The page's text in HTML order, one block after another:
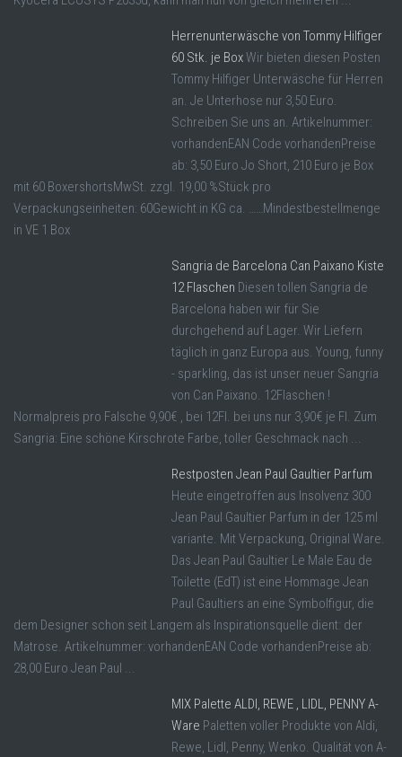
Herrenunterwäsche von Tommy Hilfiger
60 Stk. je BoxWir bieten diesen Posten
Tommy Hilfiger Unterwäsche für Herren
an. Je Unterhose nur 3,50 Euro.
Schreiben Sie uns an. Artikelnummer:
vorhandenEAN Code vorhandenPreise
ab: 3,50 Euro Jo Short, 210 Euro je Box
mit 60 BoxershortsMwSt. zzgl. 19,00 %Stück pro
Verpackungseinheiten: 60Gewicht in KG ca. ……Mindestbestellmenge
in VE 1 Box
Sangria de Barcelona Can Paixano Kiste
12 Flaschen Diesen tollen Sangria de
Barcelona haben wir für Sie
durchgehend auf Lager. Wir Liefern
täglich in ganz Europa aus. Young, funny
- sparkling, das ist unser neuer Sangria
von Can Paixano. 12Flaschen !
Normalpreis pro Falsche 9,90€ , bei 12Fl. bei uns nur 3,90€ je Fl. Zum
Sangria: Eine schöne Kirschrote Farbe, toller Geschmack nach ...
Restposten Jean Paul Gaultier Parfum
Heute eingetroffen aus Insolvenz 300
Jean Paul Gaultier Parfum in der 125 ml
variante. Mit Verpackung, Original Ware.
Das Jean Paul Gaultier Le Male Eau de
Toilette (EdT) ist eine Hommage Jean
Paul Gaultiers an eine Symbolfigur, die
dem Designer schon seit Langem als Inspirationsquelle dient: der
Matrose. Artikelnummer: vorhandenEAN Code vorhandenPreise ab:
28,00 Euro Jean Paul ...
MIX Palette ALDI, REWE , LIDL, PENNY A-
Ware Paletten voller Produkte von Aldi,
Rewe, Lidl, Penny, Wenko. Qualität von A-